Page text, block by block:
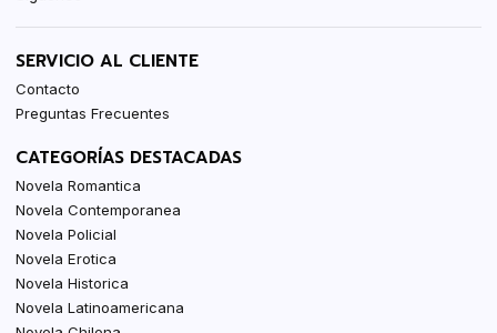
SERVICIO AL CLIENTE
Contacto
Preguntas Frecuentes
CATEGORÍAS DESTACADAS
Novela Romantica
Novela Contemporanea
Novela Policial
Novela Erotica
Novela Historica
Novela Latinoamericana